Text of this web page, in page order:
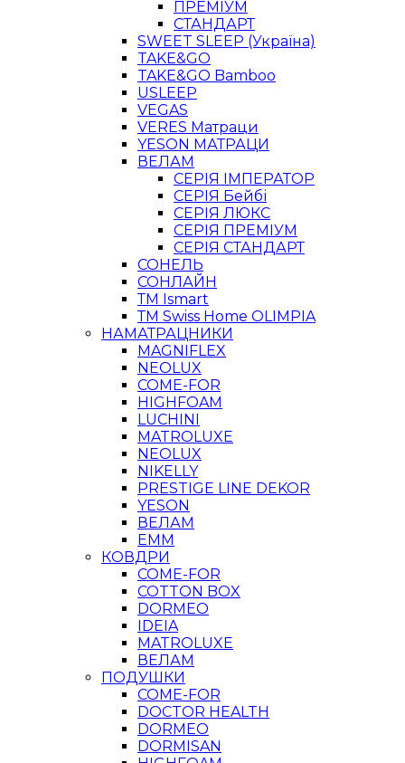
ПРЕМІУМ
СТАНДАРТ
SWEET SLEEP (Україна)
TAKE&GO
TAKE&GO Bamboo
USLEEP
VEGAS
VERES Матраци
YESON МАТРАЦИ
ВЕЛАМ
СЕРІЯ ІМПЕРАТОР
СЕРІЯ Бейбі
СЕРІЯ ЛЮКС
СЕРІЯ ПРЕМІУМ
СЕРІЯ СТАНДАРТ
СОНЕЛЬ
СОНЛАЙН
ТМ Ismart
ТМ Swiss Home OLIMPIA
НАМАТРАЦНИКИ
MAGNIFLEX
NEOLUX
COME-FOR
HIGHFOAM
LUCHINI
MATROLUXE
NEOLUX
NIKELLY
PRESTIGE LINE DEKOR
YESON
ВЕЛАМ
ЕММ
КОВДРИ
COME-FOR
COTTON BOX
DORMEO
IDEIA
MATROLUXE
ВЕЛАМ
ПОДУШКИ
COME-FOR
DOCTOR HEALTH
DORMEO
DORMISAN